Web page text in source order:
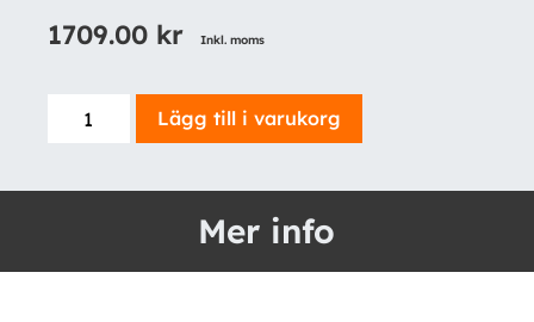
1709.00 kr Inkl. moms
HjulhusskyddLägg till i varukorg
Mer info